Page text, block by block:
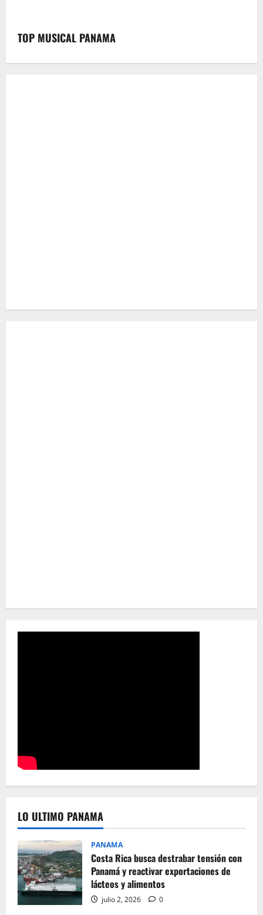
TOP MUSICAL PANAMA
LO ULTIMO PANAMA
PANAMA
Costa Rica busca destrabar tensión con
Panamá y reactivar exportaciones de
lácteos y alimentos
julio 2, 2026 0